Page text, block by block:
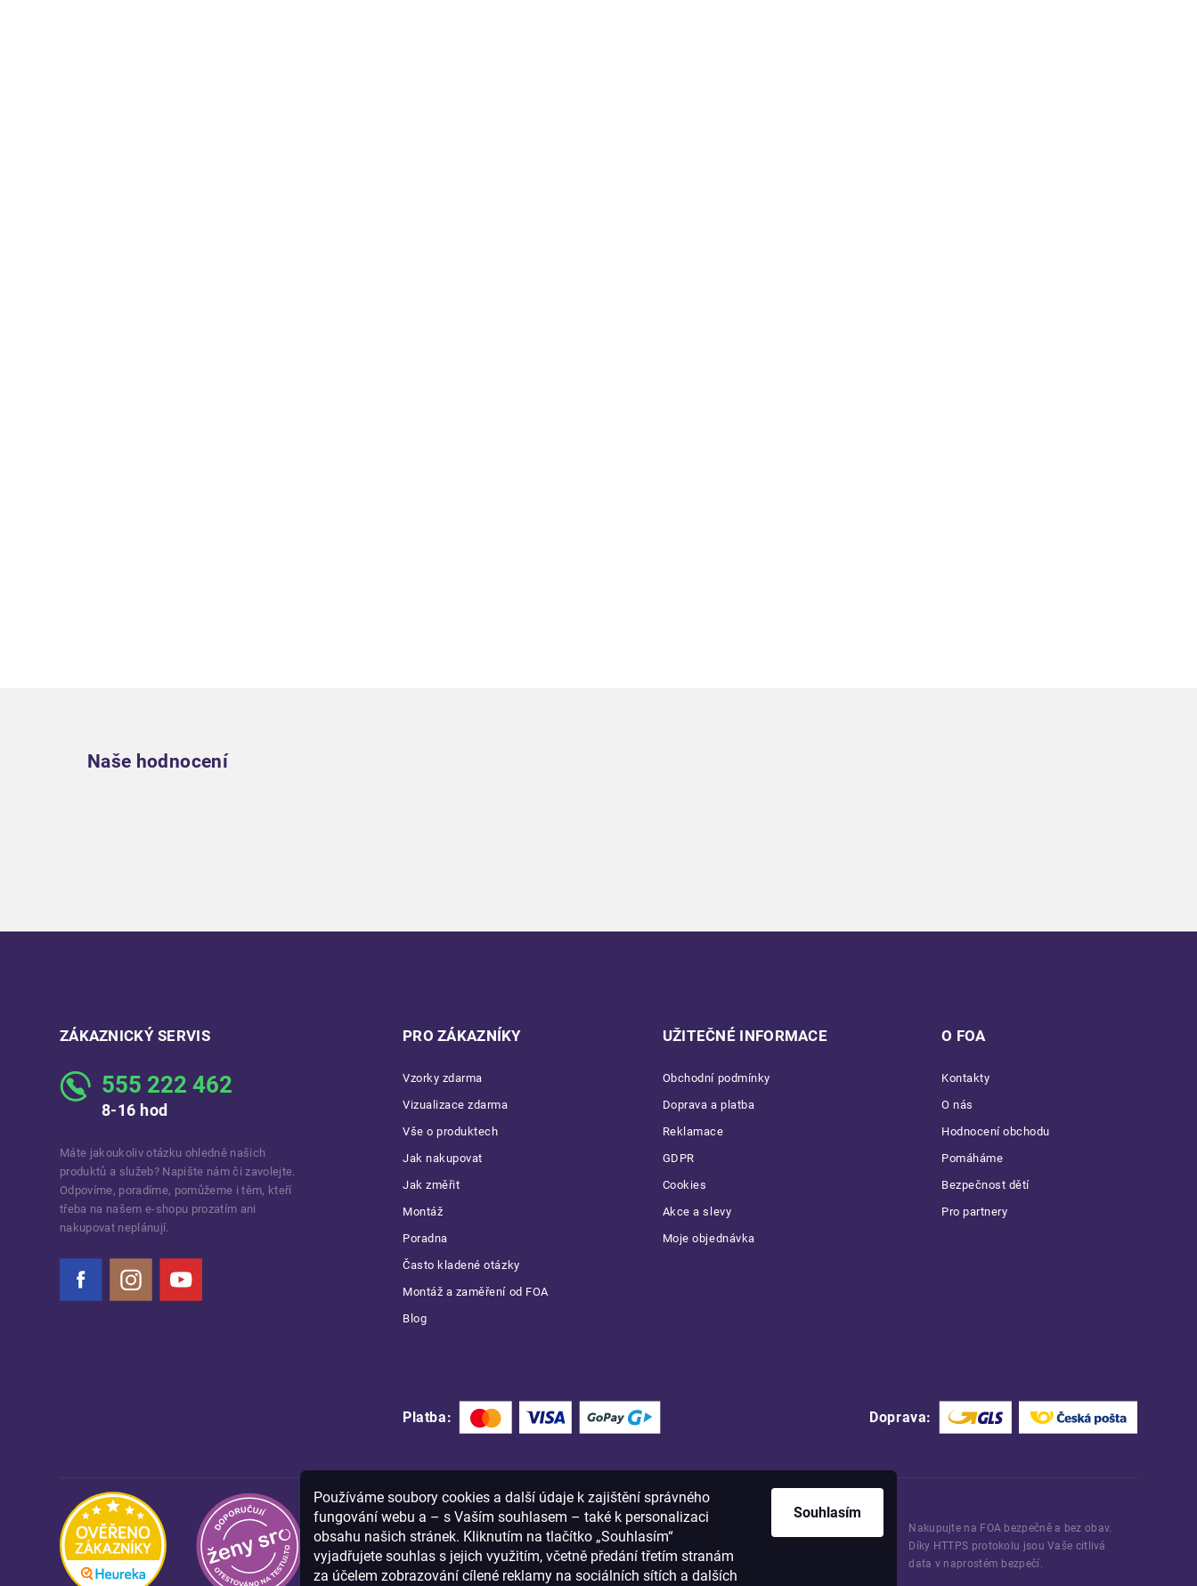
Používáme soubory cookies a další údaje k zajištění správného
fungování webu a – s Vaším souhlasem – také k personalizaci
obsahu našich stránek. Kliknutím na tlačítko „Souhlasím“
vyjadřujete souhlas s jejich využitím, včetně předání třetím stranám
za účelem zobrazování cílené reklamy na sociálních sítích a dalších
Souhlasím
Naše hodnocení
ZÁKAZNICKÝ SERVIS
555 222 462
8-16 hod
Máte jakoukoliv otázku ohledně našich
produktů a služeb? Napište nám či zavolejte.
Odpovíme, poradíme, pomůžeme i těm, kteří
třeba na našem e-shopu prozatím ani
nakupovat neplánují.
Instagram
PRO ZÁKAZNÍKY
Vzorky zdarma
Vizualizace zdarma
Vše o produktech
Jak nakupovat
Jak změřit
Montáž
Poradna
Často kladené otázky
Montáž a zaměření od FOA
Blog
UŽITEČNÉ INFORMACE
Obchodní podmínky
Doprava a platba
Reklamace
GDPR
Cookies
Akce a slevy
Moje objednávka
O FOA
Kontakty
O nás
Hodnocení obchodu
Pomáháme
Bezpečnost dětí
Pro partnery
Platba: Doprava:
Nakupujte na FOA bezpečně a bez obav.
Díky HTTPS protokolu jsou Vaše citlivá
data v naprostém bezpečí.